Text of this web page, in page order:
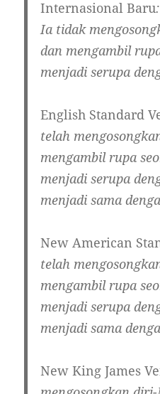
Internasional Baru
Ia tidak
dan mengambil
menjadi serupa
English Standard
telah
mengambil rupa
menjadi serupa
menjadi sama
New American
telah
mengambil rupa
menjadi serupa
menjadi sama
New King James